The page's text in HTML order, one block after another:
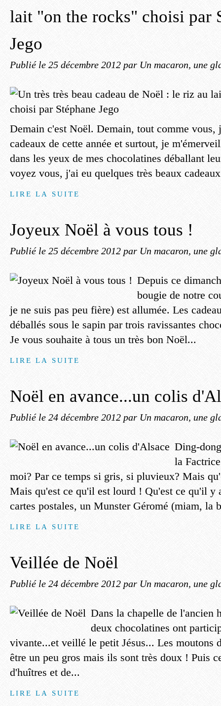
lait "on the rocks" choisi par
Jego
Publié le 25 décembre 2012 par Un macaron, une
Demain c'est Noël. Demain, tout comme vous,
cadeaux de cette année et surtout, je
dans les yeux de mes chocolatines déballant
voyez vous, j'ai eu quelques très beaux
LIRE LA SUITE
Joyeux Noël à vous tous !
Publié le 25 décembre 2012 par Un macaron, une
Depuis ce
bougie de notre
je ne suis pas peu fière) est allumée. Les
déballés sous le sapin par trois ravissantes
Je vous souhaite à tous un très bon Noël...
LIRE LA SUITE
Noël en avance...un colis
Publié le 24 décembre 2012 par Un macaron, une
Ding-
la
moi? Par ce temps si gris, si pluvieux? Mais
Mais qu'est ce qu'il est lourd ! Qu'est ce qu'il y
cartes postales, un Munster Géromé (miam, la
LIRE LA SUITE
Veillée de Noël
Publié le 24 décembre 2012 par Un macaron, une
Dans la chapelle de l'ancien
deux chocolatines ont
vivante...et veillé le petit Jésus... Les moutons
être un peu gros mais ils sont très doux ! Puis
d'huîtres et de...
LIRE LA SUITE